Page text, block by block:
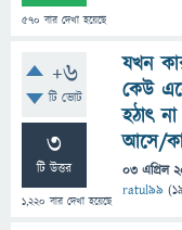
570 বার দেখা হয়েছে
+6
টি ভোট
3
টি উত্তর
1,220 বার দেখা হয়েছে
যখন
কেউ
হঠাৎ
আসে/
03 এপ্রিল
ratul99 (